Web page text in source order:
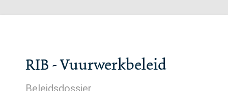
RIB - Vuurwerkbeleid
Beleidsdossier